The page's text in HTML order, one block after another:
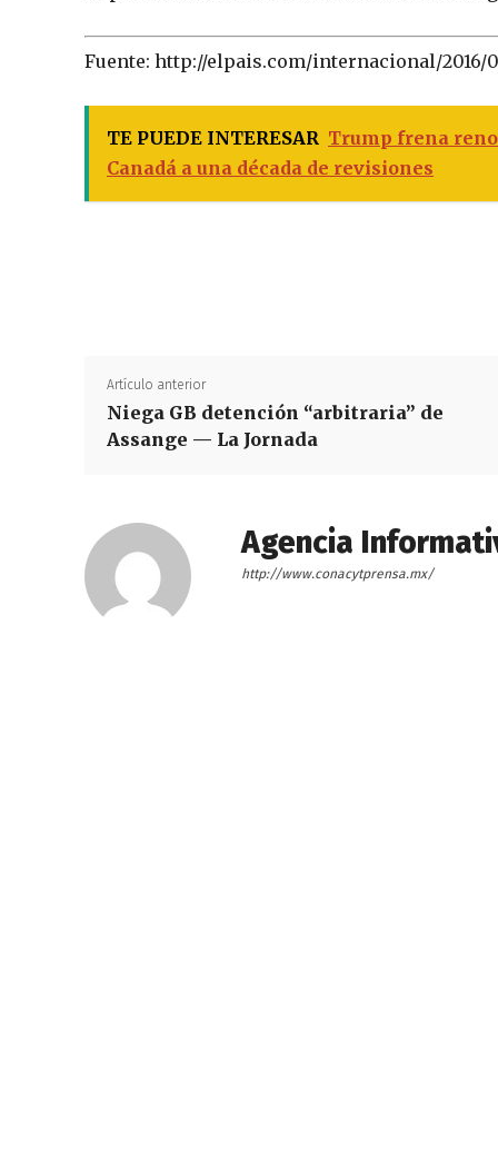
Fuente: http://elpais.com/internacional/2016/
TE PUEDE INTERESAR Trump frena
Canadá a una década de revisiones
Artículo anterior
Niega GB detención “arbitraria” de
Assange — La Jornada
Agencia
http://www.conacytprensa.mx/